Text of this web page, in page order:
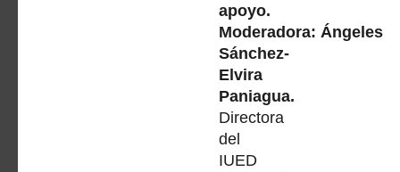
apoyo.
Moderadora: Ángeles
Sánchez-
Elvira
Paniagua.
Directora
del
IUED